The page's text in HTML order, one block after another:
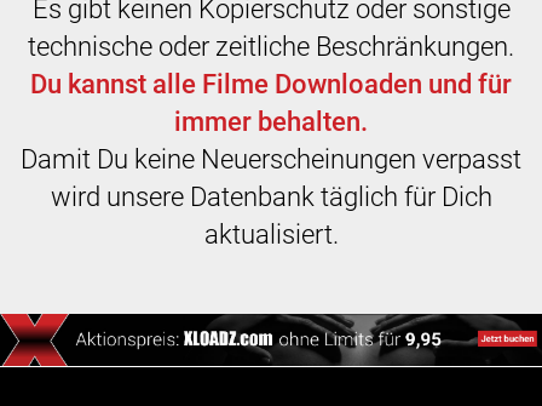
Es gibt keinen Kopierschutz oder sonstige
technische oder zeitliche Beschränkungen.
Du kannst alle Filme Downloaden und für
immer behalten.
Damit Du keine Neuerscheinungen verpasst
wird unsere Datenbank täglich für Dich
aktualisiert.